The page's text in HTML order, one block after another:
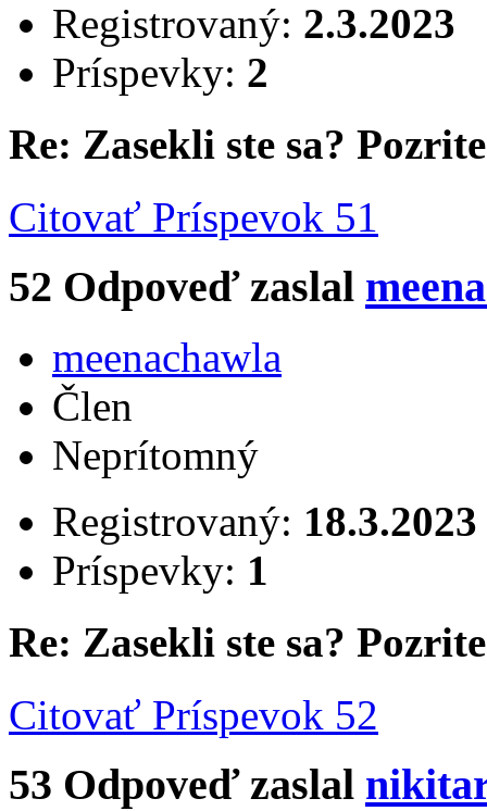
Registrovaný: 2.3.2023
Príspevky: 2
Re: Zasekli ste sa?
Citovať Príspevok 51
52 Odpoveď zaslal
meenachawla
Člen
Neprítomný
Registrovaný: 18.3.2023
Príspevky: 1
Re: Zasekli ste sa?
Citovať Príspevok 52
53 Odpoveď zaslal